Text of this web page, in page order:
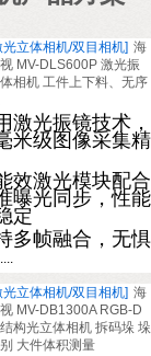
光立体相机/双目相机] 海
MV-DLS600P 激光振
相机 工件上下料、无序
激光振镜技术，
米级图像采集精
效激光模块配合
曝光同步，性能
定
多帧融合，无惧
光立体相机/双目相机] 海
MV-DB1300A RGB-D
构光立体相机 拆码垛 垛
大件体积测量